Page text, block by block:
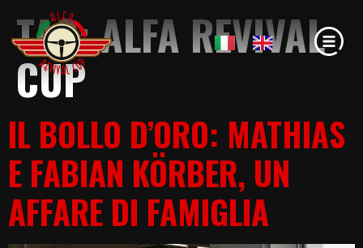
TAG:ALFA REVIVAL
CUP
IL BOLLO D’ORO: MATHIAS
E FABIAN KÖRBER, UN
AFFARE DI FAMIGLIA